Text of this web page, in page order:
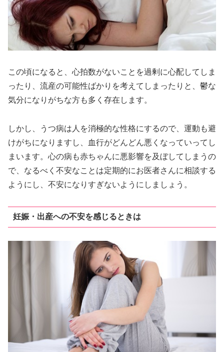
この頃になると、心拍数がないことを過剰に心配してしま
ったり、流産の可能性ばかりを考えてしまったりと、鬱な
気分になりがちな方も多く存在します。
しかし、うつ病は人を消極的な性格にするので、運動も避
けがちになりますし、血行がどんどん悪くなっていってし
まいます。心の病も赤ちゃんに悪影響を及ぼしてしまうの
で、なるべく不安なことは定期的にお医者さんに相談する
ようにし、不安になりすぎないようにしましょう。
妊娠・出産への不安を感じるときは